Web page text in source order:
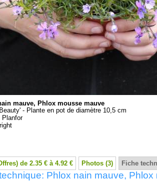
mauve, Phlox mousse mauve
- Plante en pot de diamètre 10,5 cm
Planfor
de 2.35 € à 4.92 € Photos (3) Fiche
Phlox nain mauve, Phlox